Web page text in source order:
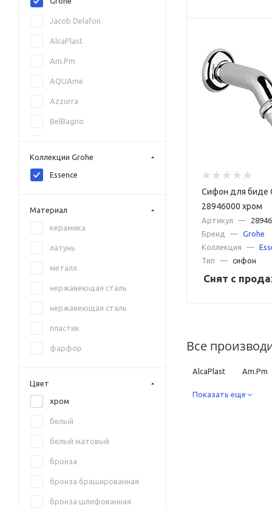
Сифон для биде
28946000 хром
Артикул —
Бренд
— Grohe
Коллекция
—
Тип
— сифон
Снят с
Все
AlcaPlast Am.Pm
GSI Hansgrohe
Показать еще
Jacob Delafon
AlcaPlast
Am.Pm
AQUAme
Azzurra
BelBagno
Ceramica Nova
Kludi
Laufen
Lemark
Rav Slezak
Ravak
SantiLine
Коллекции Grohe
Essence
Материал
керамика
латунь
металл
нержавеющая сталь
нержавеющая сталь
пластик
фарфор
Цвет
хром
белый
белый матовый
бронза
бронза брашированная
бронза шлифованная